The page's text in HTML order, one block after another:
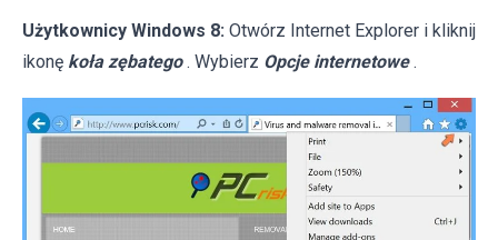
Użytkownicy Windows 8: Otwórz Internet Explorer i kliknij
ikonę koła zębatego . Wybierz Opcje internetowe .